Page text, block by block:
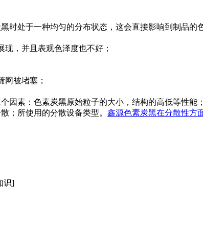
处于一种均匀的分布状态，这会直接影响到制品的
，并且表观色泽度也不好；
被堵塞；
素：色素炭黑原始粒子的大小，结构的高低等性能
；所使用的分散设备类型。 鑫源色素炭黑在分散性方
识]